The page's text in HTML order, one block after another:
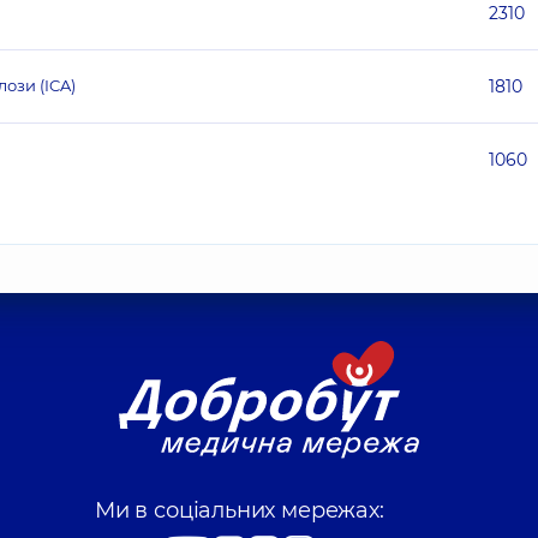
2310
(ICA) 1810
1060
Ми в соціальних мережах: